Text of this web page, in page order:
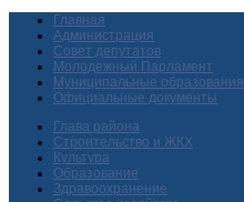
Главная
Администрация
Совет депутатов
Молодежный Парламент
Муниципальные образования
Официальные документы
Глава района
Строительство и ЖКХ
Культура
Образование
Здравоохранение